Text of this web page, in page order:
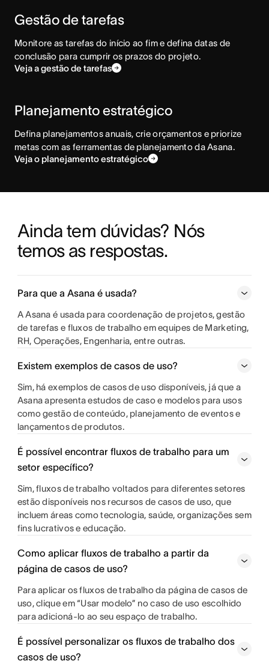
Gestão de tarefas
Monitore as tarefas do início ao fim e defina datas de
conclusão para cumprir os prazos do projeto.
Veja a gestão de tarefas
Planejamento estratégico
Defina planejamentos anuais, crie orçamentos e priorize
metas com as ferramentas de planejamento da Asana.
Veja o planejamento estratégico
Ainda tem dúvidas? Nós
temos as respostas.
Para que a Asana é usada?
A Asana é usada para coordenação de projetos, gestão
de tarefas e fluxos de trabalho em equipes de Marketing,
RH, Operações, Engenharia, entre outras.
Existem exemplos de casos de uso?
Sim, há exemplos de casos de uso disponíveis, já que a
Asana apresenta estudos de caso e modelos para usos
como gestão de conteúdo, planejamento de eventos e
lançamentos de produtos.
É possível encontrar fluxos de trabalho para um
setor específico?
Sim, fluxos de trabalho voltados para diferentes setores
estão disponíveis nos recursos de casos de uso, que
incluem áreas como tecnologia, saúde, organizações sem
fins lucrativos e educação.
Como aplicar fluxos de trabalho a partir da
página de casos de uso?
Para aplicar os fluxos de trabalho da página de casos de
uso, clique em “Usar modelo” no caso de uso escolhido
para adicioná-lo ao seu espaço de trabalho.
É possível personalizar os fluxos de trabalho dos
casos de uso?